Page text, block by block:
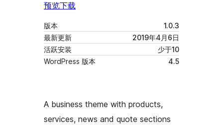
预览下载
版本
1.0.3
最新更新
2019年4月6日
活跃安装
少于10
WordPress 版本
4.5
A business theme with products,
services, news and quote sections